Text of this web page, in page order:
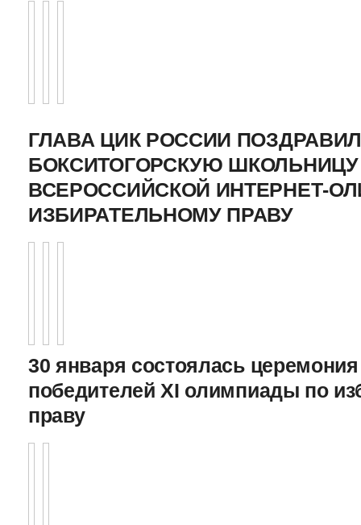
ГЛАВА ЦИК РОССИИ
БОКСИТОГОРСКУЮ
ВСЕРОССИЙСКОЙ ИНТЕРНЕТ-
ИЗБИРАТЕЛЬНОМУ ПРАВУ
30 января состоялась
победителей XI олимпиады по
праву